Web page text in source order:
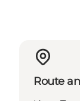
Route